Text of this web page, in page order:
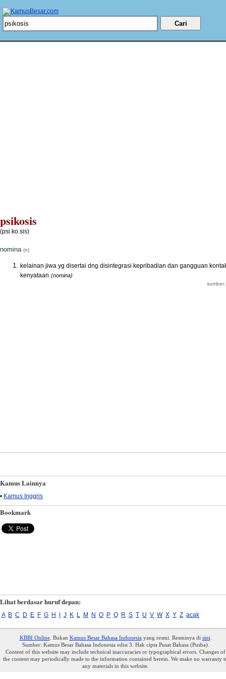
psikosis
(psi.ko.sis)
nomina (n)
kelainan jiwa yg disertai dng disintegrasi kepribadian dan gangguan
kenyataan (nomina)
Kamus Lainnya
• Kamus Inggris
Bookmark
Lihat berdasar huruf depan:
A B C D E F G H I J K L M N O P Q R S T U V W X Y Z acak
KBBI Online. Bukan Kamus Besar Bahasa Indonesiayang resmi. Resminya di sini
Sumber: Kamus Besar Bahasa Indonesia edisi 3. Hak cipta Pusat Bahasa (Pusba).
Content of this website may include technical inaccuracies or typographical errors. Changes of
the content may periodically made to the information contained herein. We make no warranty
any materials in this website.